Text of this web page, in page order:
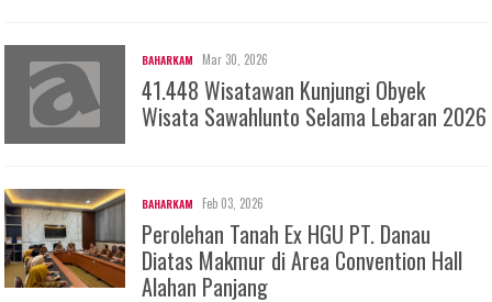
BAHARKAM Mar 30, 2026
41.448 Wisatawan Kunjungi Obyek
Wisata Sawahlunto Selama Lebaran 2026
BAHARKAM Feb 03, 2026
Perolehan Tanah Ex HGU PT. Danau
Diatas Makmur di Area Convention Hall
Alahan Panjang